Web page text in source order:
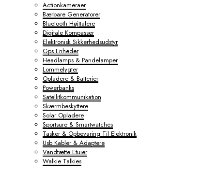
Actionkameraer
Bærbare Generatorer
Bluetooth Højttalere
Digitale Kompasser
Elektronisk Sikkerhedsudstyr
Gps Enheder
Headlamps & Pandelamper
Lommelygter
Opladere & Batterier
Powerbanks
Satellitkommunikation
Skærmbeskyttere
Solar Opladere
Sportsure & Smartwatches
Tasker & Opbevaring Til Elektronik
Usb Kabler & Adaptere
Vandtætte Etuier
Walkie Talkies